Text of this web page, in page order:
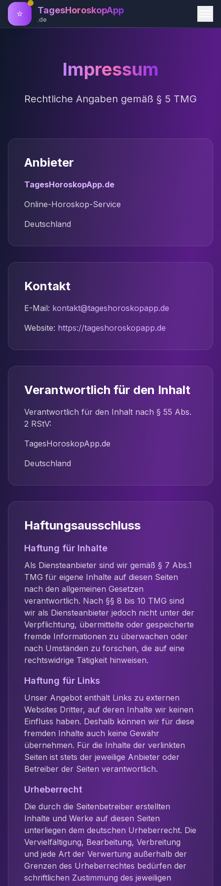
⭐ TagesHoroskopApp
.de
Impressum
Rechtliche Angaben gemäß § 5 TMG
Anbieter
TagesHoroskopApp.de
Online-Horoskop-Service
Deutschland
Kontakt
E-Mail: kontakt@tageshoroskopapp.de
Website: https://tageshoroskopapp.de
Verantwortlich für den Inhalt
Verantwortlich für den Inhalt nach § 55 Abs.
2 RStV:
TagesHoroskopApp.de
Deutschland
Haftungsausschluss
Haftung für Inhalte
Als Diensteanbieter sind wir gemäß § 7 Abs.1
TMG für eigene Inhalte auf diesen Seiten
nach den allgemeinen Gesetzen
verantwortlich. Nach §§ 8 bis 10 TMG sind
wir als Diensteanbieter jedoch nicht unter der
Verpflichtung, übermittelte oder gespeicherte
fremde Informationen zu überwachen oder
nach Umständen zu forschen, die auf eine
rechtswidrige Tätigkeit hinweisen.
Haftung für Links
Unser Angebot enthält Links zu externen
Websites Dritter, auf deren Inhalte wir keinen
Einfluss haben. Deshalb können wir für diese
fremden Inhalte auch keine Gewähr
übernehmen. Für die Inhalte der verlinkten
Seiten ist stets der jeweilige Anbieter oder
Betreiber der Seiten verantwortlich.
Urheberrecht
Die durch die Seitenbetreiber erstellten
Inhalte und Werke auf diesen Seiten
unterliegen dem deutschen Urheberrecht. Die
Vervielfältigung, Bearbeitung, Verbreitung
und jede Art der Verwertung außerhalb der
Grenzen des Urheberrechtes bedürfen der
schriftlichen Zustimmung des jeweiligen